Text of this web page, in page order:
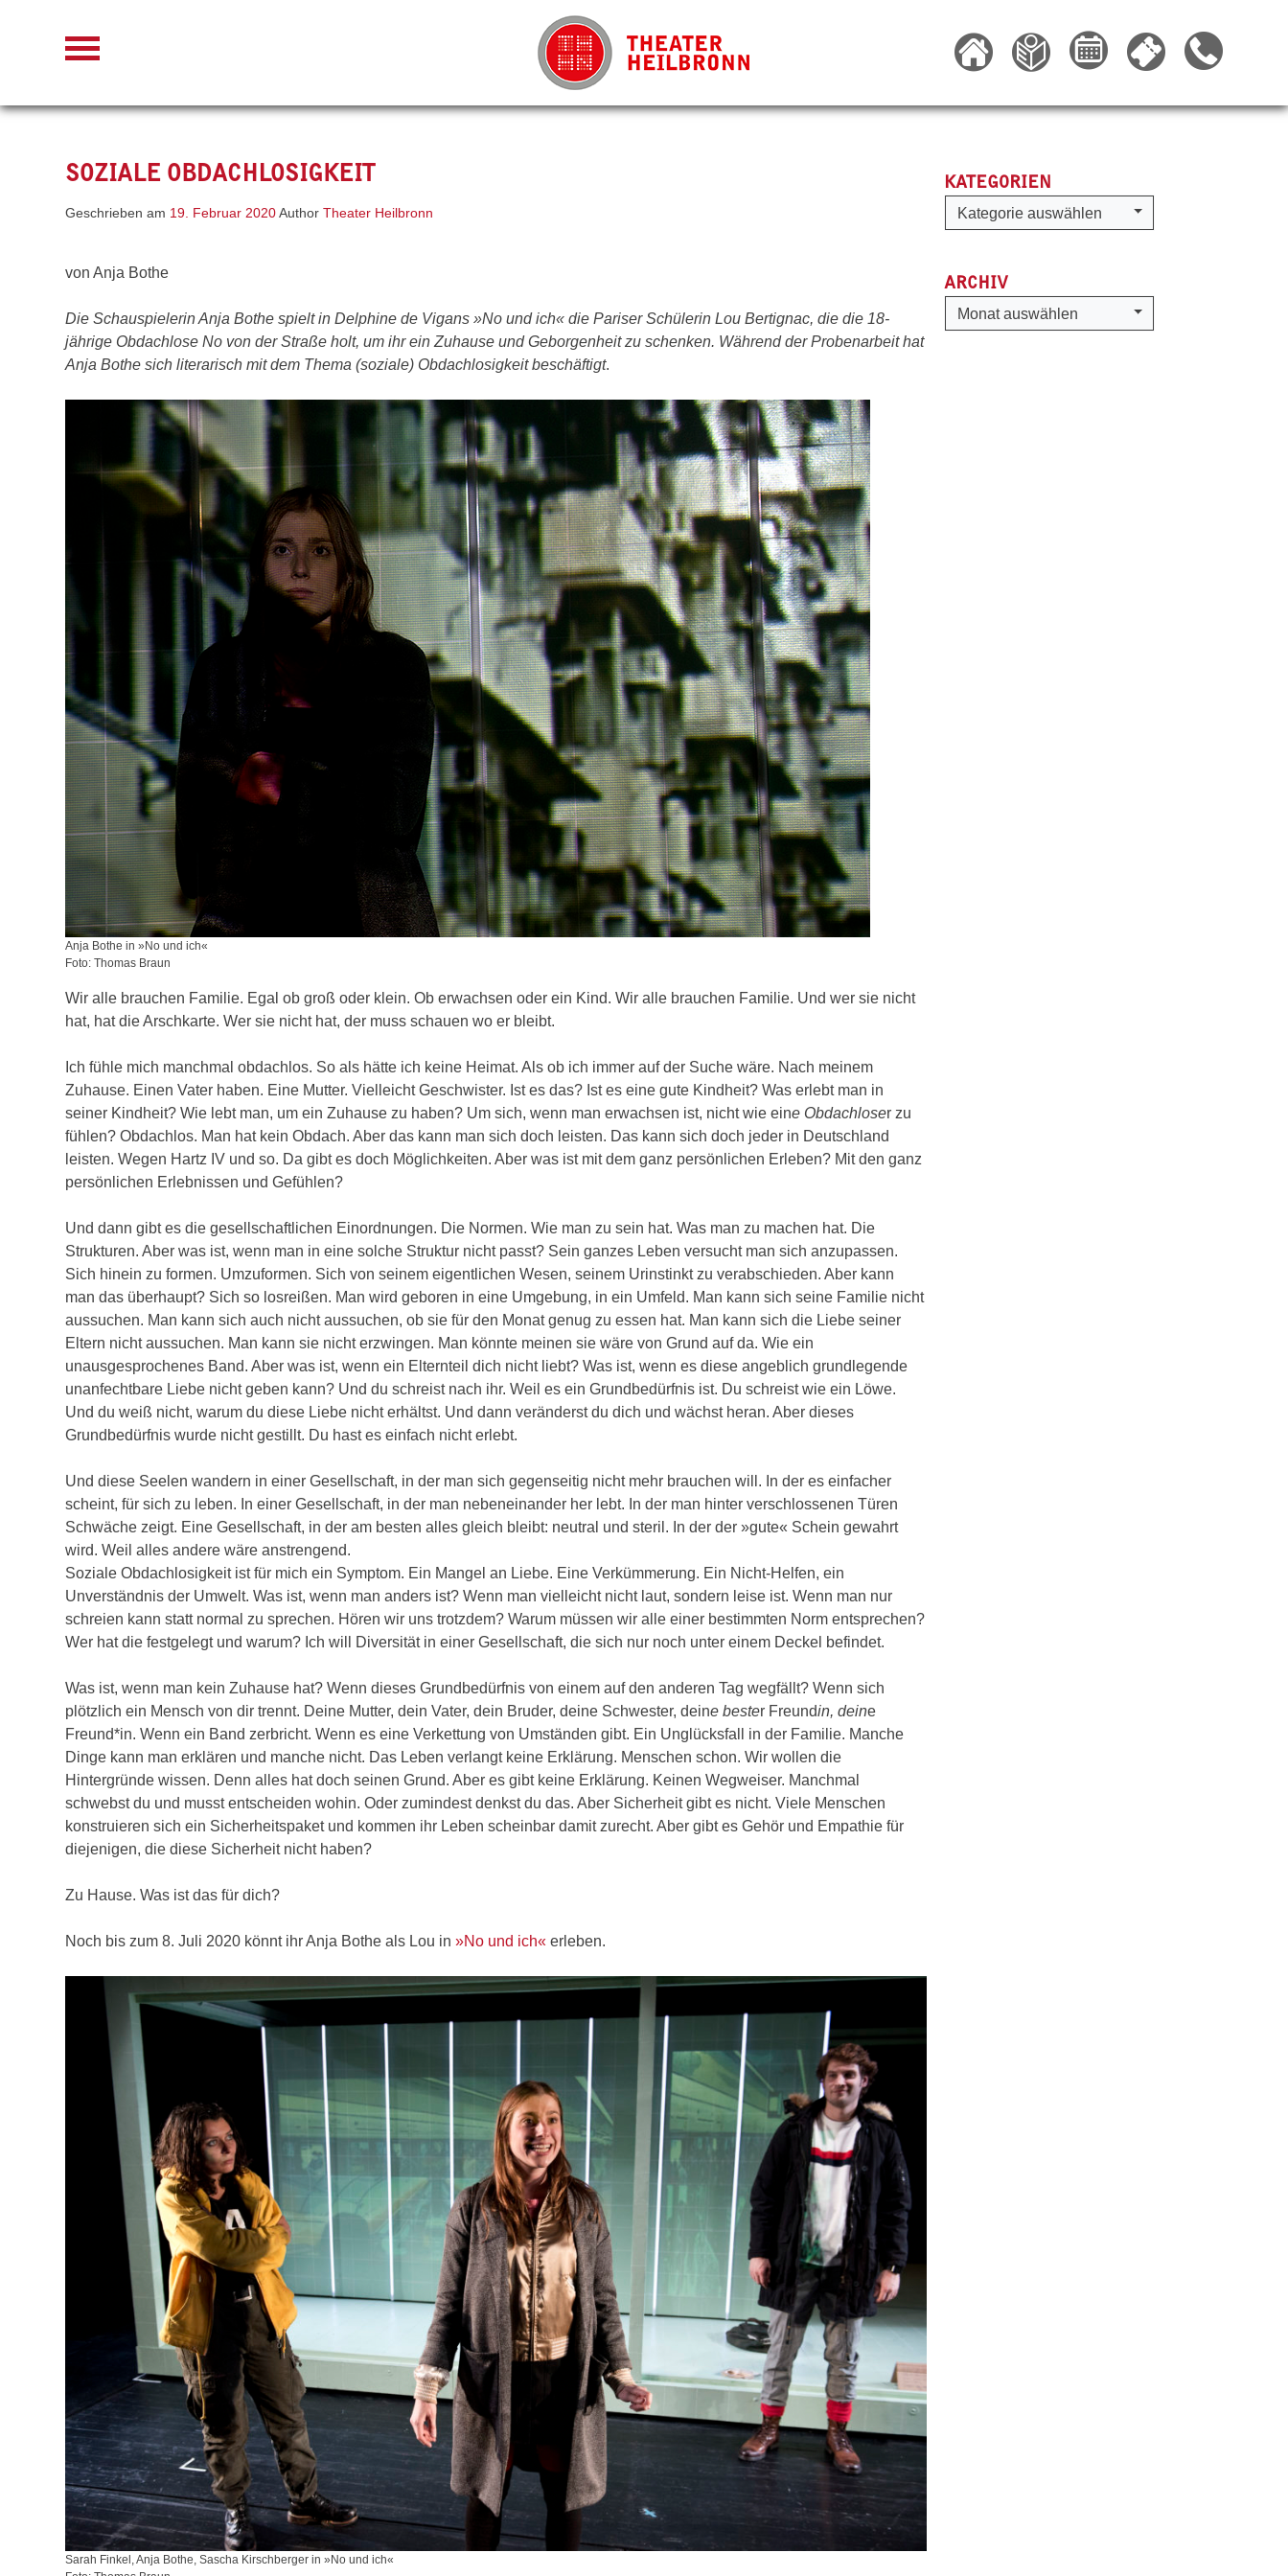
SOZIALE OBDACHLOSIGKEIT
Geschrieben am 19. Februar 2020Author Theater Heilbronn
von Anja Bothe
Die Schauspielerin Anja Bothe spielt in Delphine de Vigans »No und ich« die Pariser Schülerin Lou Bertignac, die die 18-
jährige Obdachlose No von der Straße holt, um ihr ein Zuhause und Geborgenheit zu schenken. Während der Probenarbeit hat
Anja Bothe sich literarisch mit dem Thema (soziale) Obdachlosigkeit beschäftigt.
Anja Bothe in »No und ich«
Foto: Thomas Braun
Wir alle brauchen Familie. Egal ob groß oder klein. Ob erwachsen oder ein Kind. Wir alle brauchen Familie. Und wer sie nicht
hat, hat die Arschkarte. Wer sie nicht hat, der muss schauen wo er bleibt.
Ich fühle mich manchmal obdachlos. So als hätte ich keine Heimat. Als ob ich immer auf der Suche wäre. Nach meinem
Zuhause. Einen Vater haben. Eine Mutter. Vielleicht Geschwister. Ist es das? Ist es eine gute Kindheit? Was erlebt man in
seiner Kindheit? Wie lebt man, um ein Zuhause zu haben? Um sich, wenn man erwachsen ist, nicht wie eine Obdachloser zu
fühlen? Obdachlos. Man hat kein Obdach. Aber das kann man sich doch leisten. Das kann sich doch jeder in Deutschland
leisten. Wegen Hartz IV und so. Da gibt es doch Möglichkeiten. Aber was ist mit dem ganz persönlichen Erleben? Mit den ganz
persönlichen Erlebnissen und Gefühlen?
Und dann gibt es die gesellschaftlichen Einordnungen. Die Normen. Wie man zu sein hat. Was man zu machen hat. Die
Strukturen. Aber was ist, wenn man in eine solche Struktur nicht passt? Sein ganzes Leben versucht man sich anzupassen.
Sich hinein zu formen. Umzuformen. Sich von seinem eigentlichen Wesen, seinem Urinstinkt zu verabschieden. Aber kann
man das überhaupt? Sich so losreißen. Man wird geboren in eine Umgebung, in ein Umfeld. Man kann sich seine Familie nicht
aussuchen. Man kann sich auch nicht aussuchen, ob sie für den Monat genug zu essen hat. Man kann sich die Liebe seiner
Eltern nicht aussuchen. Man kann sie nicht erzwingen. Man könnte meinen sie wäre von Grund auf da. Wie ein
unausgesprochenes Band. Aber was ist, wenn ein Elternteil dich nicht liebt? Was ist, wenn es diese angeblich grundlegende
unanfechtbare Liebe nicht geben kann? Und du schreist nach ihr. Weil es ein Grundbedürfnis ist. Du schreist wie ein Löwe.
Und du weiß nicht, warum du diese Liebe nicht erhältst. Und dann veränderst du dich und wächst heran. Aber dieses
Grundbedürfnis wurde nicht gestillt. Du hast es einfach nicht erlebt.
Und diese Seelen wandern in einer Gesellschaft, in der man sich gegenseitig nicht mehr brauchen will. In der es einfacher
scheint, für sich zu leben. In einer Gesellschaft, in der man nebeneinander her lebt. In der man hinter verschlossenen Türen
Schwäche zeigt. Eine Gesellschaft, in der am besten alles gleich bleibt: neutral und steril. In der der »gute« Schein gewahrt
wird. Weil alles andere wäre anstrengend.
Soziale Obdachlosigkeit ist für mich ein Symptom. Ein Mangel an Liebe. Eine Verkümmerung. Ein Nicht-Helfen, ein
Unverständnis der Umwelt. Was ist, wenn man anders ist? Wenn man vielleicht nicht laut, sondern leise ist. Wenn man nur
schreien kann statt normal zu sprechen. Hören wir uns trotzdem? Warum müssen wir alle einer bestimmten Norm entsprechen?
Wer hat die festgelegt und warum? Ich will Diversität in einer Gesellschaft, die sich nur noch unter einem Deckel befindet.
Was ist, wenn man kein Zuhause hat? Wenn dieses Grundbedürfnis von einem auf den anderen Tag wegfällt? Wenn sich
plötzlich ein Mensch von dir trennt. Deine Mutter, dein Vater, dein Bruder, deine Schwester, deine bester Freundin, deine
Freund*in. Wenn ein Band zerbricht. Wenn es eine Verkettung von Umständen gibt. Ein Unglücksfall in der Familie. Manche
Dinge kann man erklären und manche nicht. Das Leben verlangt keine Erklärung. Menschen schon. Wir wollen die
Hintergründe wissen. Denn alles hat doch seinen Grund. Aber es gibt keine Erklärung. Keinen Wegweiser. Manchmal
schwebst du und musst entscheiden wohin. Oder zumindest denkst du das. Aber Sicherheit gibt es nicht. Viele Menschen
konstruieren sich ein Sicherheitspaket und kommen ihr Leben scheinbar damit zurecht. Aber gibt es Gehör und Empathie für
diejenigen, die diese Sicherheit nicht haben?
Zu Hause. Was ist das für dich?
Noch bis zum 8. Juli 2020 könnt ihr Anja Bothe als Lou in »No und ich« erleben.
Sarah Finkel, Anja Bothe, Sascha Kirschberger in »No und ich«
KATEGORIEN
Kategorien
Kategorie auswählen
ARCHIV
Archiv
Monat auswählen